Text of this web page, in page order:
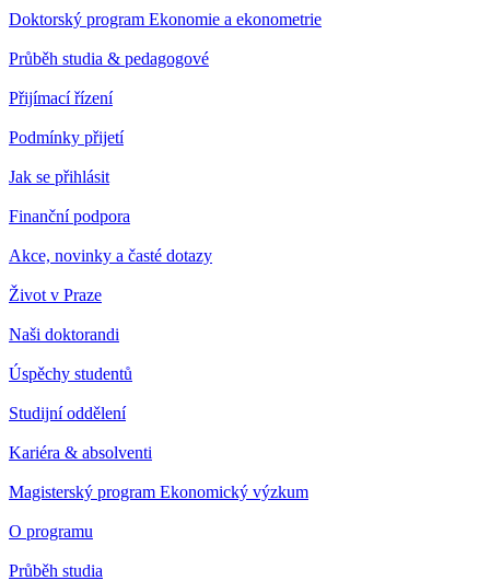
Doktorský program Ekonomie a ekonometrie
Průběh studia & pedagogové
Přijímací řízení
Podmínky přijetí
Jak se přihlásit
Finanční podpora
Akce, novinky a časté dotazy
Život v Praze
Naši doktorandi
Úspěchy studentů
Studijní oddělení
Kariéra & absolventi
Magisterský program Ekonomický výzkum
O programu
Průběh studia